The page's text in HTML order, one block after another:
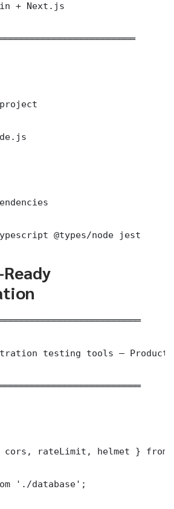
+ Next.js
@types/node jest
testing tools —
cors, rateLimit, helmet } from
'./database';